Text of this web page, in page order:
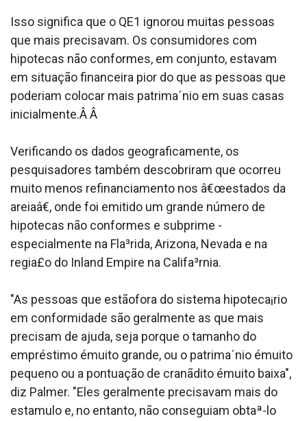
Isso significa que o QE1 ignorou muitas pessoas
que mais precisavam. Os consumidores com
hipotecas não conformes, em conjunto, estavam
em situação financeira pior do que as pessoas que
poderiam colocar mais patrima´nio em suas casas
inicialmente.Â Â
Verificando os dados geograficamente, os
pesquisadores também descobriram que ocorreu
muito menos refinanciamento nos â€œestados da
areiaâ€, onde foi emitido um grande número de
hipotecas não conformes e subprime -
especialmente na Fla³rida, Arizona, Nevada e na
regia£o do Inland Empire na Califa³rnia.
"As pessoas que estãofora do sistema hipoteca¡rio
em conformidade são geralmente as que mais
precisam de ajuda, seja porque o tamanho do
empréstimo émuito grande, ou o patrima´nio émuito
pequeno ou a pontuação de cranãdito émuito baixa",
diz Palmer. "Eles geralmente precisavam mais do
esta­mulo e, no entanto, não conseguiam obtaª-lo